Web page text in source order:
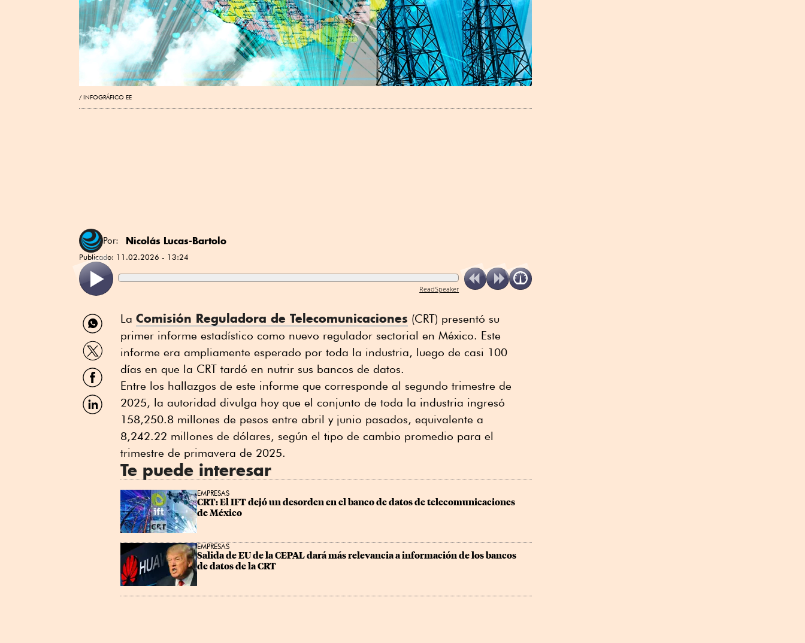
INFOGRÁFICO EE
Por: Nicolás Lucas-Bartolo
Publicado: 11.02.2026 - 13:24
ReadSpeaker
Compartir
por
WhatsApp
Compartir
por
Twitter
Compartir
por
Facebook
Compartir
por
La Comisión Reguladora de Telecomunicaciones (CRT) presentó su
primer informe estadístico como nuevo regulador sectorial en México. Este
informe era ampliamente esperado por toda la industria, luego de casi 100
días en que la CRT tardó en nutrir sus bancos de datos.
Entre los hallazgos de este informe que corresponde al segundo trimestre de
2025, la autoridad divulga hoy que el conjunto de toda la industria ingresó
158,250.8 millones de pesos entre abril y junio pasados, equivalente a
8,242.22 millones de dólares, según el tipo de cambio promedio para el
trimestre de primavera de 2025.
Te puede interesar
EMPRESAS
CRT: El IFT dejó un desorden en el banco de datos de telecomunicaciones
de México
EMPRESAS
Salida de EU de la CEPAL dará más relevancia a información de los bancos
de datos de la CRT